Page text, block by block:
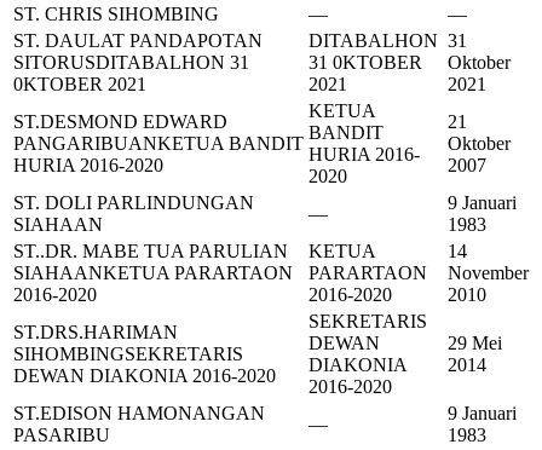
ST. CHRIS SIHOMBING —
—
ST. DAULAT PANDAPOTAN
SITORUSDITABALHON 31
0KTOBER 2021
DITABALHON
31 0KTOBER
2021
31
Oktober
2021
ST.DESMOND EDWARD
PANGARIBUANKETUA BANDIT
HURIA 2016-2020
KETUA
BANDIT
HURIA 2016-
2020
21
Oktober
2007
ST. DOLI PARLINDUNGAN
SIAHAAN
—
9 Januari
1983
ST..DR. MABE TUA PARULIAN
SIAHAANKETUA PARARTAON
2016-2020
KETUA
PARARTAON
2016-2020
14
November
2010
ST.DRS.HARIMAN
SIHOMBINGSEKRETARIS
DEWAN DIAKONIA 2016-2020
SEKRETARIS
DEWAN
DIAKONIA
2016-2020
29 Mei
2014
ST.EDISON HAMONANGAN
PASARIBU
—
9 Januari
1983